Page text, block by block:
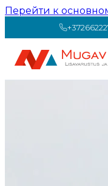
Перейти к